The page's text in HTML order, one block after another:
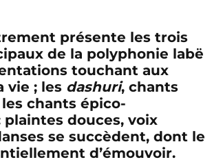
présente les trois
de la polyphonie labë
touchant aux
vie ; les dashuri, chants
les chants épico-
douces, voix
se succèdent, dont le
d’émouvoir.